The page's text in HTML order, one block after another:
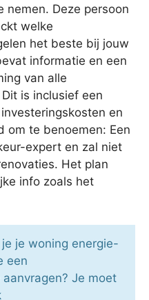
nemen. Deze persoon
welke
het beste bij jouw
informatie en een
van alle
is inclusief een
en
om te benoemen: Een
expert en zal niet
Het plan
info zoals het
je je woning energie-
een
Je moet